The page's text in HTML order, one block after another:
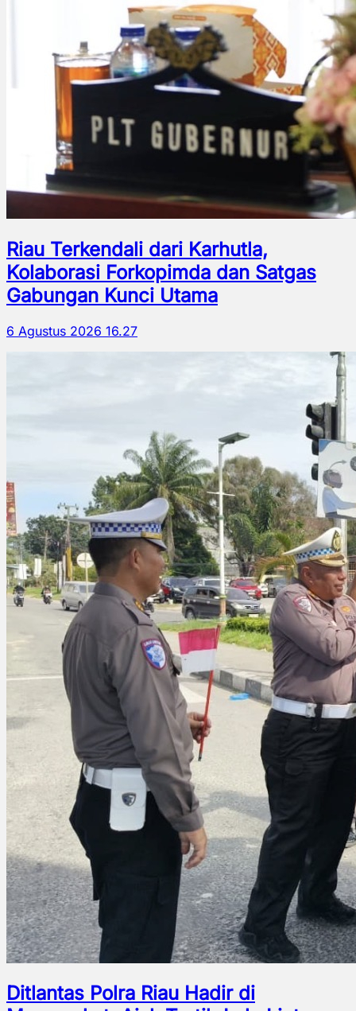
Riau Terkendali dari Karhutla,
Kolaborasi Forkopimda dan Satgas
Gabungan Kunci Utama
6 Agustus 2026 16.27
Ditlantas Polra Riau Hadir di